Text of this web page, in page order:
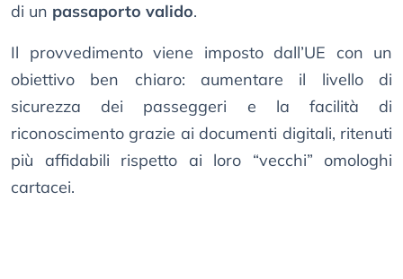
di un passaporto valido.
Il provvedimento viene imposto dall’UE con un
obiettivo ben chiaro: aumentare il livello di
sicurezza dei passeggeri e la facilità di
riconoscimento grazie ai documenti digitali, ritenuti
più affidabili rispetto ai loro “vecchi” omologhi
cartacei.